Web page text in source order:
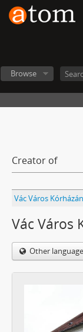
Browse
Creator of
Vác Város
Vác Város
Other